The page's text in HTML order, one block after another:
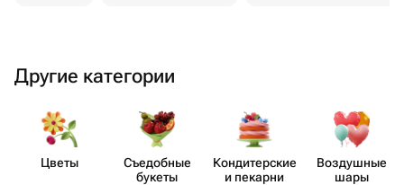
Другие категории
Цветы
Съедобные
букеты
Кондит​ерские
и пекарни
Воздушные
шары